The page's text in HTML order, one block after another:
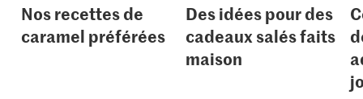
Nos recettes de
caramel préférées
Des idées pour des
cadeaux salés faits
maison